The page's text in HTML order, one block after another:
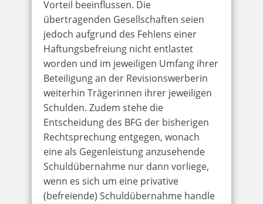
Vorteil beeinflussen. Die
übertragenden Gesellschaften seien
jedoch aufgrund des Fehlens einer
Haftungsbefreiung nicht entlastet
worden und im jeweiligen Umfang ihrer
Beteiligung an der Revisionswerberin
weiterhin Trägerinnen ihrer jeweiligen
Schulden. Zudem stehe die
Entscheidung des BFG der bisherigen
Rechtsprechung entgegen, wonach
eine als Gegenleistung anzusehende
Schuldübernahme nur dann vorliege,
wenn es sich um eine privative
(befreiende) Schuldübernahme handle